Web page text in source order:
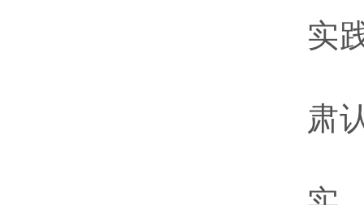
实
肃